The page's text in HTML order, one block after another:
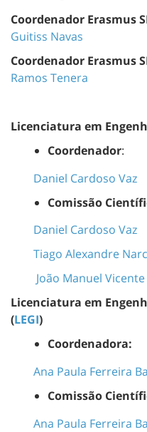
Coordenador Erasmus
Guitiss Navas
Coordenador Erasmus
Ramos Tenera
Licenciatura em
Coordenador:
Daniel Cardoso Vaz
Comissão
Daniel Cardoso Vaz
Tiago Alexandre
João Manuel
Licenciatura em
(LEGI)
Coordenadora:
Ana Paula Ferreira
Comissão
Ana Paula Ferreira